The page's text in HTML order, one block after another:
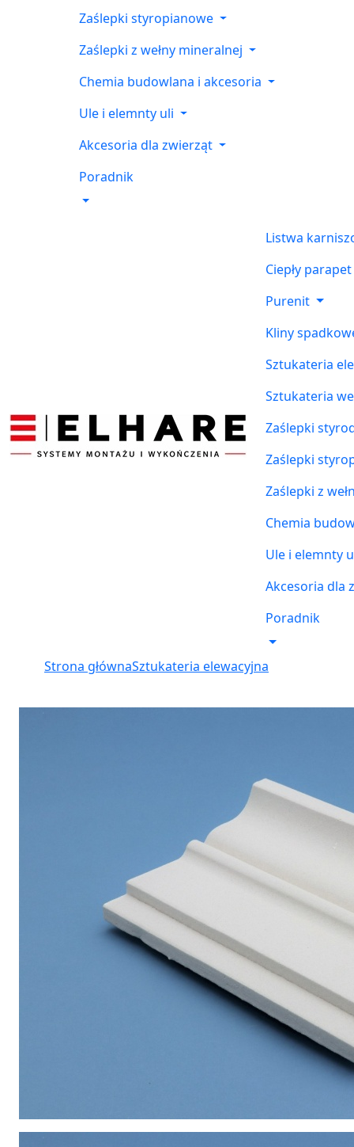
Zaślepki styropianowe
Zaślepki z wełny mineralnej
Chemia budowlana i akcesoria
Ule i elemnty uli
Akcesoria dla zwierząt
Poradnik
Listwa
Ciepły parapet
Purenit
Kliny
Sztukateria
Sztukateria
Zaślepki
Zaślepki
Zaślepki z
Chemia
Ule i elemnty
Akcesoria dla
Poradnik
Strona głównaSztukateria elewacyjna